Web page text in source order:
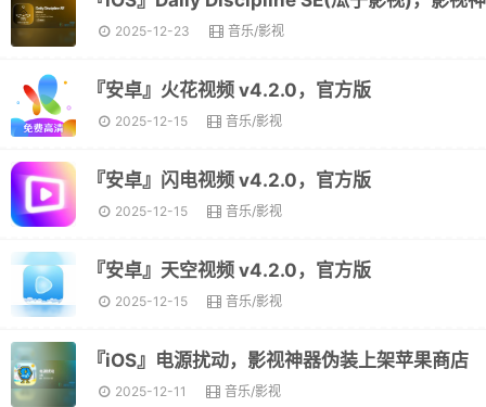
2025-12-23 音乐/影视
『安卓』火花视频 v4.2.0，官方版
2025-12-15 音乐/影视
『安卓』闪电视频 v4.2.0，官方版
2025-12-15 音乐/影视
『安卓』天空视频 v4.2.0，官方版
2025-12-15 音乐/影视
『iOS』电源扰动，影视神器伪装上架苹果商店
2025-12-11 音乐/影视